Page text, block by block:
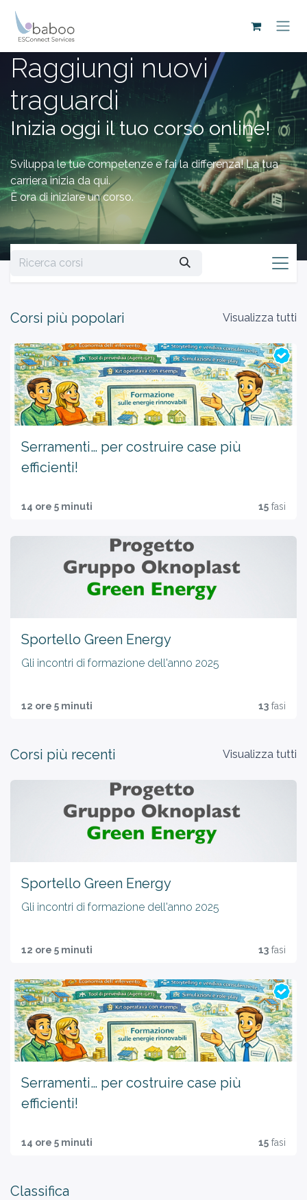
Raggiungi nuovi
traguardi
Inizia oggi il tuo corso online!
Sviluppa le tue competenze e fai la differenza! La tua
carriera inizia da qui.
È ora di iniziare un corso.
Classifica
Visualizza tutti
Corsi più popolari
Serramenti… per costruire case più
efficienti!
14 ore 5 minuti 15 fasi
Sportello Green Energy
Gli incontri di formazione dell'anno 2025
12 ore 5 minuti 13 fasi
Visualizza tutti
Corsi più recenti
Sportello Green Energy
Gli incontri di formazione dell'anno 2025
12 ore 5 minuti 13 fasi
Serramenti… per costruire case più
efficienti!
14 ore 5 minuti 15 fasi